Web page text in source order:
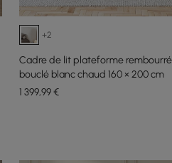
+2
Cadre de lit plateforme
bouclé blanc chaud 160 × 200 cm
1 399,99€